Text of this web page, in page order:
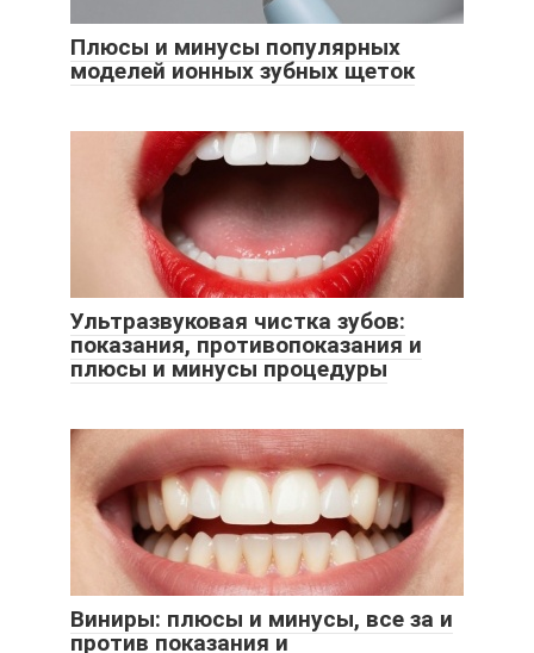
Плюсы и минусы популярных
моделей ионных зубных щеток
Ультразвуковая чистка зубов:
показания, противопоказания и
плюсы и минусы процедуры
Виниры: плюсы и минусы, все за и
против показания и